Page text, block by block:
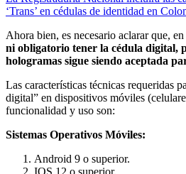
‘Trans’ en cédulas de identidad en
Ahora bien, es necesario aclarar que,
ni obligatorio tener la cédula digital,
hologramas sigue siendo aceptada
Las características técnicas requeridas
digital” en dispositivos móviles
funcionalidad y uso son:
Sistemas Operativos Móviles:
Android 9 o superior.
IOS 12 o superior.